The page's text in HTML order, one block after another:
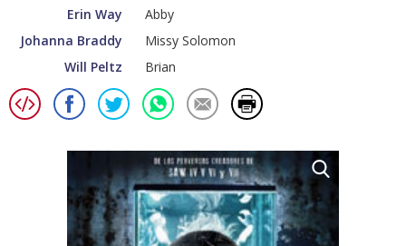
Erin Way
Abby
Johanna Braddy
Missy Solomon
Will Peltz
Brian